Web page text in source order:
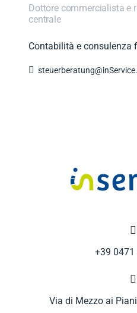
Dottore commercialista e
centrale
Contabilità e consulenza


+39 0471

Via di Mezzo ai